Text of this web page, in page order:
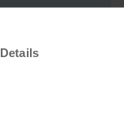
Details